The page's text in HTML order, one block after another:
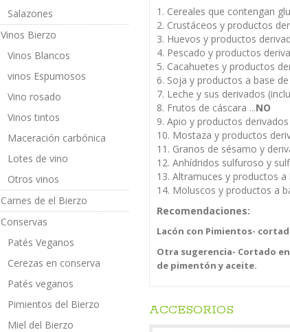
Salazones
Vinos Bierzo
Vinos Blancos
vinos Espumosos
Vino rosado
Vinos tintos
Maceración carbónica
Lotes de vino
Otros vinos
Carnes de el Bierzo
Conservas
Patés Veganos
Cerezas en conserva
Patés veganos
Pimientos del Bierzo
Miel del Bierzo
1. Cereales que contengan
2. Crustáceos y productos
3. Huevos y productos
4. Pescado y productos
5. Cacahuetes y productos
6. Soja y productos a base
7. Leche y sus derivados
8. Frutos de cáscara ...NO
9. Apio y productos derivados
10. Mostaza y productos
11. Granos de sésamo y
12. Anhídridos sulfuroso y
13. Altramuces y productos a
14. Moluscos y productos a
Recomendaciones:
Lacón con Pimientos-
Otra sugerencia- Cortado
de pimentón y aceite.
ACCESORIOS